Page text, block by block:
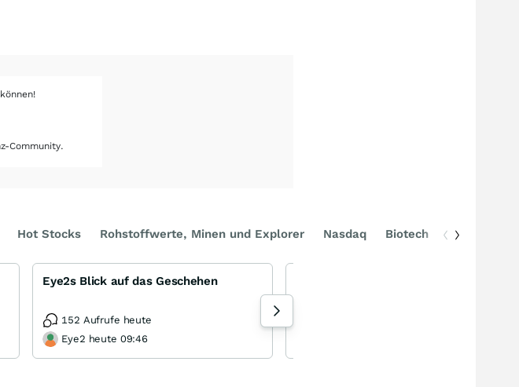
Community.
Hot Stocks Rohstoffwerte, Minen und Explorer Nasdaq Biotech DAX
Eye2s Blick auf das Geschehen
152 Aufrufe heute
Eye2 heute 09:46